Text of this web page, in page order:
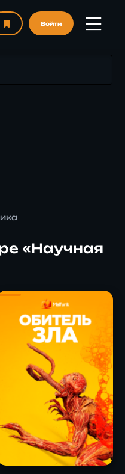
Войти
«Научная